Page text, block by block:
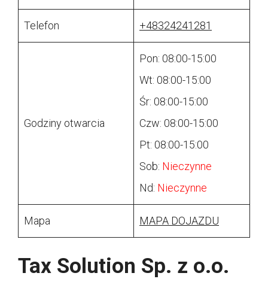
Telefon +48324241281
Godziny otwarcia
Pon: 08:00-15:00
Wt: 08:00-15:00
Śr: 08:00-15:00
Czw: 08:00-15:00
Pt: 08:00-15:00
Sob: Nieczynne
Nd: Nieczynne
Mapa MAPA DOJAZDU
Tax Solution Sp. z o.o.